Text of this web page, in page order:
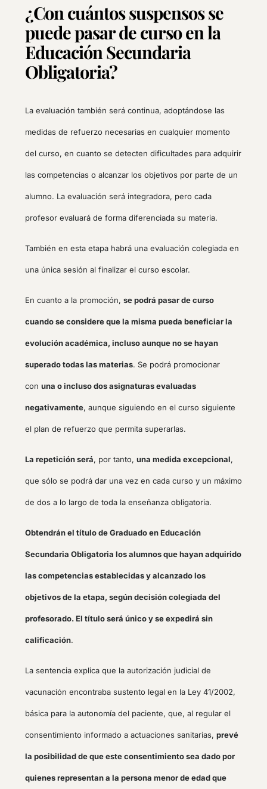
¿Con cuántos suspensos se
puede pasar de curso en la
Educación Secundaria
Obligatoria?
La evaluación también será continua, adoptándose las
medidas de refuerzo necesarias en cualquier momento
del curso, en cuanto se detecten dificultades para adquirir
las competencias o alcanzar los objetivos por parte de un
alumno. La evaluación será integradora, pero cada
profesor evaluará de forma diferenciada su materia.
También en esta etapa habrá una evaluación colegiada en
una única sesión al finalizar el curso escolar.
En cuanto a la promoción, se podrá pasar de curso
cuando se considere que la misma pueda beneficiar la
evolución académica, incluso aunque no se hayan
superado todas las materias. Se podrá promocionar
con una o incluso dos asignaturas evaluadas
negativamente, aunque siguiendo en el curso siguiente
el plan de refuerzo que permita superarlas.
La repetición será, por tanto, una medida excepcional,
que sólo se podrá dar una vez en cada curso y un máximo
de dos a lo largo de toda la enseñanza obligatoria.
Obtendrán el título de Graduado en Educación
Secundaria Obligatoria los alumnos que hayan adquirido
las competencias establecidas y alcanzado los
objetivos de la etapa, según decisión colegiada del
profesorado. El título será único y se expedirá sin
calificación.
La sentencia explica que la autorización judicial de
vacunación encontraba sustento legal en la Ley 41/2002,
básica para la autonomía del paciente, que, al regular el
consentimiento informado a actuaciones sanitarias, prevé
la posibilidad de que este consentimiento sea dado por
quienes representan a la persona menor de edad que